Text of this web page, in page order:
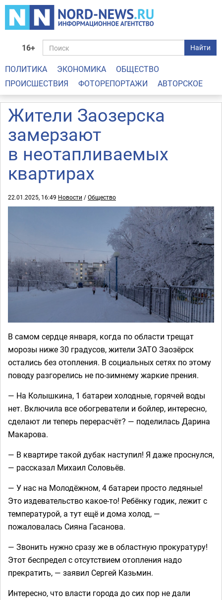
16+ Найти
ПОЛИТИКА ЭКОНОМИКА
ОБЩЕСТВО
ПРОИСШЕСТВИЯ
ФОТОРЕПОРТАЖИ АВТОРСКОЕ
Жители Заозерска
замерзают
в неотапливаемых
квартирах
22.01.2025, 16:49 Новости /Общество
В самом сердце января, когда по области трещат
морозы ниже 30 градусов, жители ЗАТО Заозёрск
остались без отопления. В социальных сетях по этому
поводу разгорелись не по-зимнему жаркие прения.
— На Колышкина, 1 батареи холодные, горячей воды
нет. Включила все обогреватели и бойлер, интересно,
сделают ли теперь перерасчёт? — поделилась Дарина
Макарова.
— В квартире такой дубак наступил! Я даже проснулся,
— рассказал Михаил Соловьёв.
— У нас на Молодёжном, 4 батареи просто ледяные!
Это издевательство какое-то! Ребёнку годик, лежит с
температурой, а тут ещё и дома холод, —
пожаловалась Сияна Гасанова.
— Звонить нужно сразу же в областную прокуратуру!
Этот беспредел с отсутствием отопления надо
прекратить, — заявил Сергей Казьмин.
Интересно, что власти города до сих пор не дали